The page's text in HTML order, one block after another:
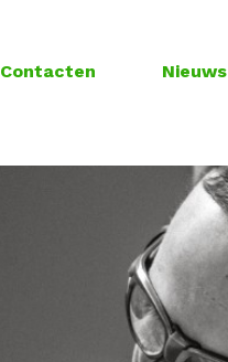
Contacten Nieuws